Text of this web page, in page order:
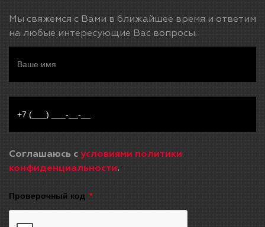
Мы свяжемся с Вами в ближайшее время и ответим
на любые интересующие Вас вопросы.
Соглашаюсь с условиями политики
конфиденциальности.
Проверочный код